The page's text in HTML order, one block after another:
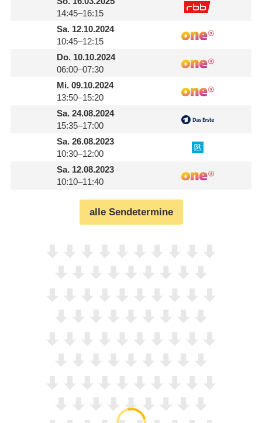
14:45–16:15
Sa.12.10.2024
10:45–12:15
Do.10.10.2024
06:00–07:30
Mi.09.10.2024
13:50–15:20
Sa.24.08.2024
15:35–17:00
Sa.26.08.2023
10:30–12:00
Sa.12.08.2023
10:10–11:40
alle Sendetermine